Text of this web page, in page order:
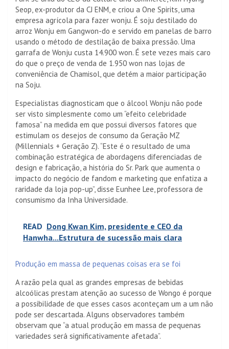
Seop, ex-produtor da CJ ENM, e criou a One Spirits, uma
empresa agrícola para fazer wonju. É soju destilado do
arroz Wonju em Gangwon-do e servido em panelas de barro
usando o método de destilação de baixa pressão. Uma
garrafa de Wonju custa 14.900 won. É sete vezes mais caro
do que o preço de venda de 1.950 won nas lojas de
conveniência de Chamisol, que detém a maior participação
na Soju.
Especialistas diagnosticam que o álcool Wonju não pode
ser visto simplesmente como um “efeito celebridade
famosa” na medida em que possui diversos fatores que
estimulam os desejos de consumo da Geração MZ
(Millennials + Geração Z). “Este é o resultado de uma
combinação estratégica de abordagens diferenciadas de
design e fabricação, a história do Sr. Park que aumenta o
impacto do negócio de fandom e marketing que enfatiza a
raridade da loja pop-up”, disse Eunhee Lee, professora de
consumismo da Inha Universidade.
READ Dong Kwan Kim, presidente e CEO da
Hanwha...Estrutura de sucessão mais clara
Produção em massa de pequenas coisas era se foi
A razão pela qual as grandes empresas de bebidas
alcoólicas prestam atenção ao sucesso de Wongo é porque
a possibilidade de que esses casos aconteçam um a um não
pode ser descartada. Alguns observadores também
observam que “a atual produção em massa de pequenas
variedades será significativamente afetada”.